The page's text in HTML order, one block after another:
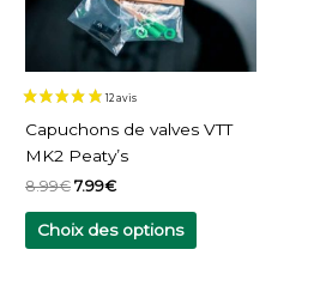
Capuchons de valves VTT
MK2 Peaty’s
8.99€ 7.99€
Choix des options
options
peuvent
être